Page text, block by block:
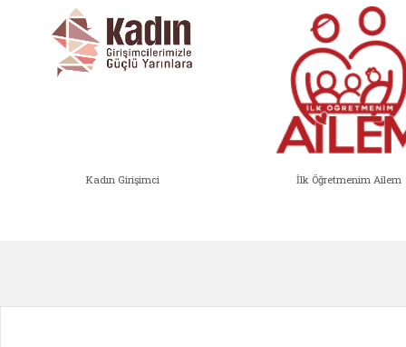
Kadın Girişimci İlk Öğretmenim Ailem